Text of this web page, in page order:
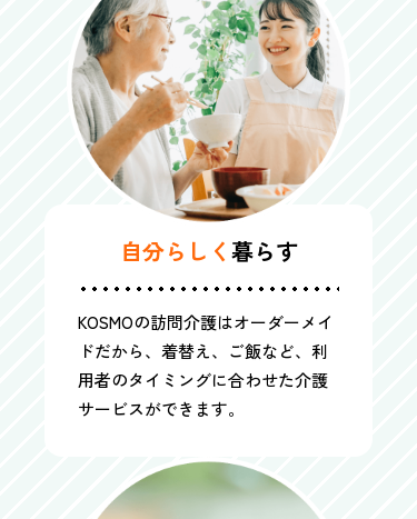
自分らしく 暮らす
KOSMOの訪問介護はオーダーメイ
ドだから、着替え、ご飯など、利
用者のタイミングに合わせた介護
サービスができます。